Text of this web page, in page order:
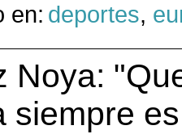
en: deportes,
Noya:
siempre